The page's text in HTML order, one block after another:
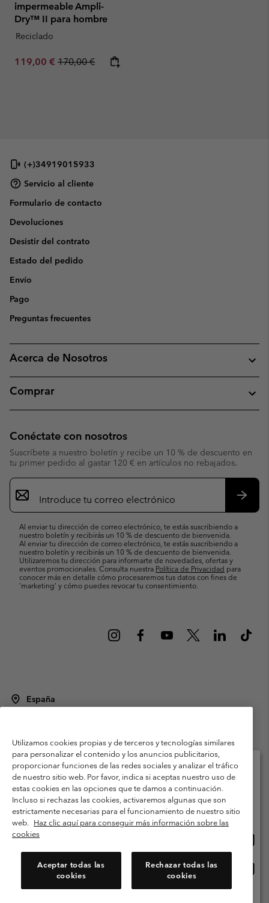
impermeable Ampli-
Dry™ II para hombre
Reciclado
Sale price:
119,00 € Regular price:
170,00 €
(+)34919015933
Servicio al cliente
Formulario de contacto
Devoluciones
Desistir del contrato
Estado del pedido
Envío
Pago
Preguntas frecuentes
Acerca de Nosotros
Comprar
Conéctate con nosotros
Suscríbete a nuestro boletín y recibe un 10 % de descuento en
tu primer pedido al gastar 120 € en artículos no rebajados.
Suscripción
de
correo
Al enviar tu dirección de correo electrónico, te estás suscribiendo a
nuestro boletín y recibirás un 10 % de descuento de bienvenida.
Al enviar tu dirección de correo electrónico, te estás suscribiendo a
nuestro boletín y recibirás un 10 % de descuento de bienvenida.
Utilizaremos tu dirección para informarte de novedades, ofertas y
eventos promocionales. Consulta nuestra Política de Privacidad para
conocer más en detalle cómo procesaremos tus datos con fines de
’marketing’ y cómo puedes revocar tu consentimiento.
España
Condiciones de uso
Terminos de Venta
Garantía
Política de Privacidad
Términos y condiciones del programa de miembros
Términos De Uso Del Contenido Generado Por Los Usuarios
Impressum
Cookies Public CBCR
Utilizamos cookies propias y de terceros y tecnologías similares
para personalizar el contenido y los anuncios publicitarios,
proporcionar funciones de las redes sociales y analizar el tráfico
de nuestro sitio web. Por favor, indica si aceptas nuestro uso de
estas cookies en las opciones que te damos a continuación.
Incluso si rechazas las cookies, activaremos algunas que son
estrictamente necesarias para el funcionamiento de nuestro sitio
web. Haz clic aquí para conseguir más información sobre las
cookies
Aceptar todas las
cookies
Rechazar todas las
cookies
Selecciona tu país e idioma envío
Compras en línea disponibles
línea
España